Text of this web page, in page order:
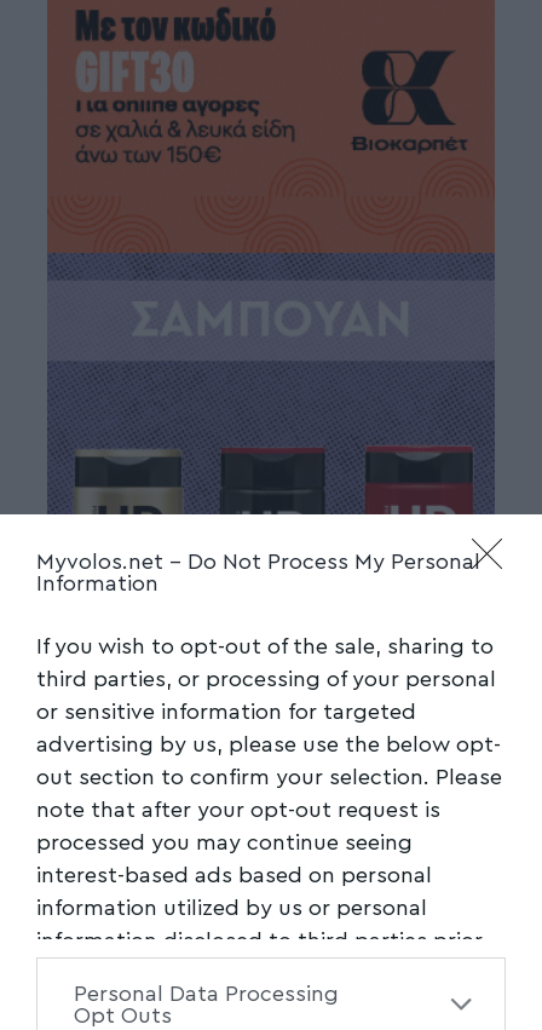
Myvolos.net - Do Not Process My Personal
Information
If you wish to opt-out of the sale, sharing to
third parties, or processing of your personal
or sensitive information for targeted
advertising by us, please use the below opt-
out section to confirm your selection. Please
note that after your opt-out request is
processed you may continue seeing
interest-based ads based on personal
information utilized by us or personal
information disclosed to third parties prior
of the further disclosure of your personal
Personal Data Processing
Opt Outs